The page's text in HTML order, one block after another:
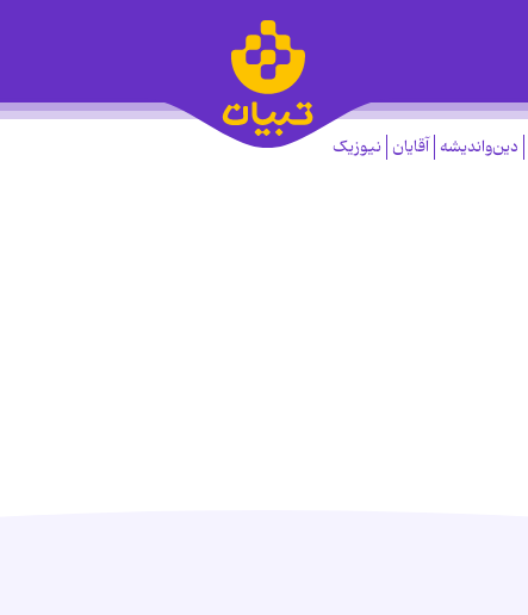
دین‌واندیشه آقایان نیوزیک